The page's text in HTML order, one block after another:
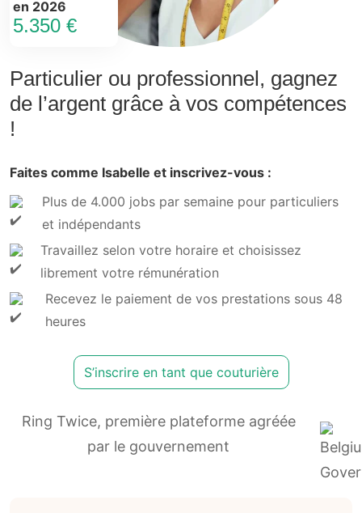
Particulier ou professionnel, gagnez
de l’argent grâce à vos compétences
!
Faites comme Isabelle et inscrivez-vous :
Plus de 4.000 jobs par semaine pour particuliers
et indépendants
Travaillez selon votre horaire et choisissez
librement votre rémunération
Recevez le paiement de vos prestations sous 48
heures
S’inscrire en tant que couturière
en 2026
5.350 €
Ring Twice, première plateforme agréée
par le gouvernement